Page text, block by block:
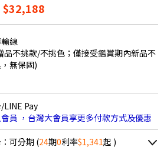
$32,188
線
品不挑款/不挑色；僅接受鑑賞期內新品不
無保固)
LINE Pay
員 ，台灣大會員享更多付款方式及優惠
可分期 (24期0利率$1,341起 )